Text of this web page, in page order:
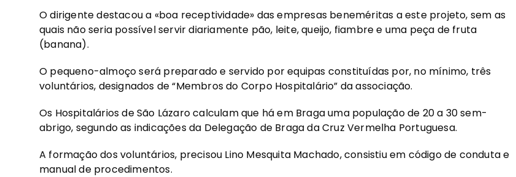
O dirigente destacou a «boa receptividade» das empresas beneméritas a este projeto, sem as
quais não seria possível servir diariamente pão, leite, queijo, fiambre e uma peça de fruta
(banana).
O pequeno-almoço será preparado e servido por equipas constituídas por, no mínimo, três
voluntários, designados de “Membros do Corpo Hospitalário” da associação.
Os Hospitalários de São Lázaro calculam que há em Braga uma população de 20 a 30 sem-
abrigo, segundo as indicações da Delegação de Braga da Cruz Vermelha Portuguesa.
A formação dos voluntários, precisou Lino Mesquita Machado, consistiu em código de conduta e
manual de procedimentos.